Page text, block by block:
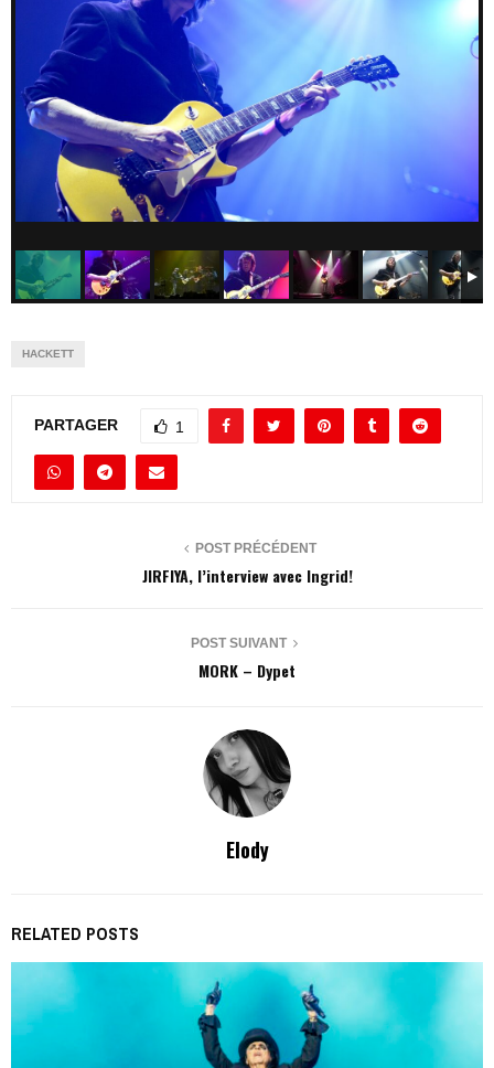
HACKETT
PARTAGER 1
POST PRÉCÉDENT
JIRFIYA, l’interview avec Ingrid!
POST SUIVANT
MORK – Dypet
Elody
RELATED POSTS